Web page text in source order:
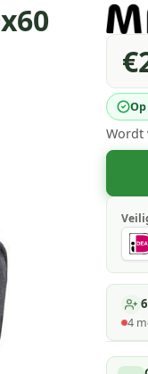
Wordt
4